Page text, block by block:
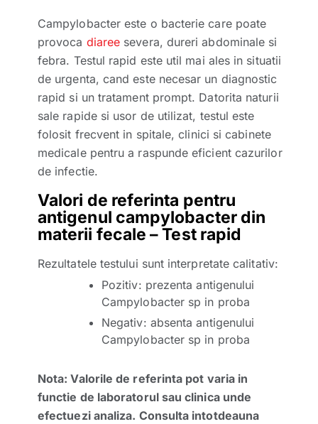
Campylobacter este o bacterie care poate
provoca diaree severa, dureri abdominale si
febra. Testul rapid este util mai ales in situatii
de urgenta, cand este necesar un diagnostic
rapid si un tratament prompt. Datorita naturii
sale rapide si usor de utilizat, testul este
folosit frecvent in spitale, clinici si cabinete
medicale pentru a raspunde eficient cazurilor
de infectie.
Valori de referinta pentru
antigenul campylobacter din
materii fecale – Test rapid
Rezultatele testului sunt interpretate calitativ:
Pozitiv: prezenta antigenului
Campylobacter sp in proba
Negativ: absenta antigenului
Campylobacter sp in proba
Nota: Valorile de referinta pot varia in
functie de laboratorul sau clinica unde
efectuezi analiza. Consulta intotdeauna